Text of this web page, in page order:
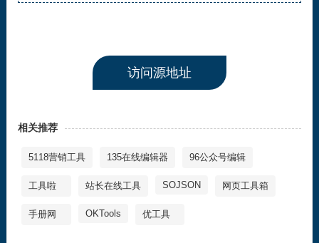
访问源地址
相关推荐
5118营销工具 135在线编辑器 96公众号编辑
工具啦 站长在线工具 SOJSON 网页工具箱
手册网 OKTools 优工具